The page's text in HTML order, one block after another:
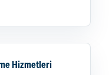
Hizmetleri